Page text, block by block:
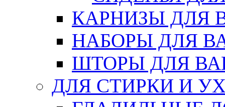
КАРНИЗЫ ДЛЯ
НАБОРЫ ДЛЯ
ШТОРЫ ДЛЯ
ДЛЯ СТИРКИ И